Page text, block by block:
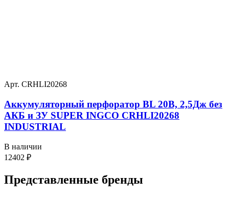
Арт. CRHLI20268
Аккумуляторный перфоратор BL 20В, 2,5Дж без
АКБ и ЗУ SUPER INGCO CRHLI20268
INDUSTRIAL
В наличии
12402 ₽
Представленные бренды